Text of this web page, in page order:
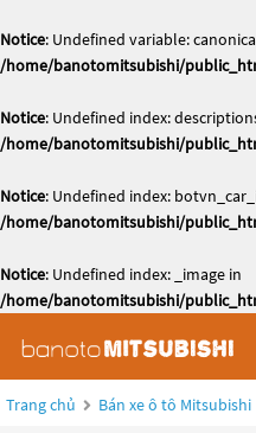
Notice: Undefined variable:
/home/banotomitsubishi/
Notice: Undefined index:
/home/banotomitsubishi/
Notice: Undefined index:
/home/banotomitsubishi/
Notice: Undefined index: _image in
/home/banotomitsubishi/
Trang chủ Bán xe ô tô Mitsubishi